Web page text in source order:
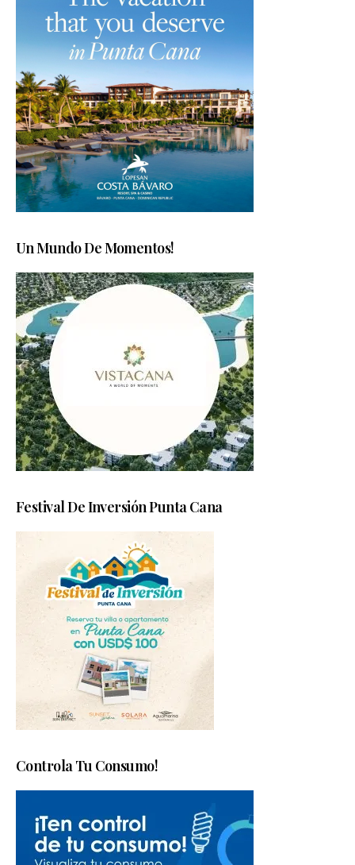
Un Mundo De Momentos!
Festival De Inversión Punta Cana
Controla Tu Consumo!